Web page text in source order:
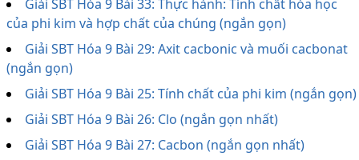
Giải SBT Hóa 9 Bài 33: Thực hành: Tính chất hóa học
của phi kim và hợp chất của chúng (ngắn gọn)
Giải SBT Hóa 9 Bài 29: Axit cacbonic và muối cacbonat
(ngắn gọn)
Giải SBT Hóa 9 Bài 25: Tính chất của phi kim (ngắn gọn)
Giải SBT Hóa 9 Bài 26: Clo (ngắn gọn nhất)
Giải SBT Hóa 9 Bài 27: Cacbon (ngắn gọn nhất)